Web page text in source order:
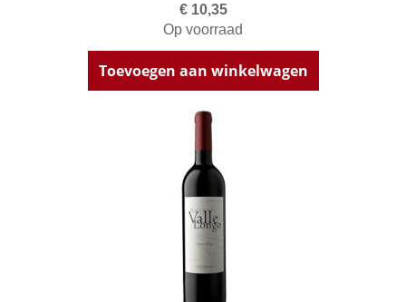
€ 10,35
Op voorraad
Toevoegen aan winkelwagen